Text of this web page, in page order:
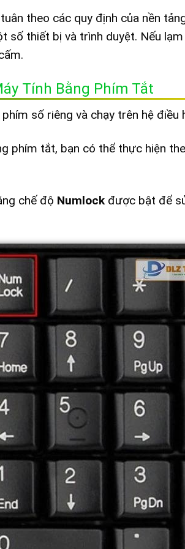
theo các quy định của nền
thiết bị và trình duyệt. Nếu lạm
Tính Bằng Phím Tắt
số riêng và chạy trên hệ điều
phím tắt, bạn có thể thực hiện
chế độ Numlockđược bật để